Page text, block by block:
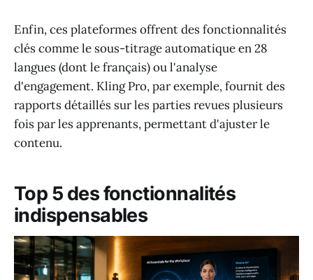
Enfin, ces plateformes offrent des fonctionnalités
clés comme le sous-titrage automatique en 28
langues (dont le français) ou l'analyse
d'engagement. Kling Pro, par exemple, fournit des
rapports détaillés sur les parties revues plusieurs
fois par les apprenants, permettant d'ajuster le
contenu.
Top 5 des fonctionnalités
indispensables